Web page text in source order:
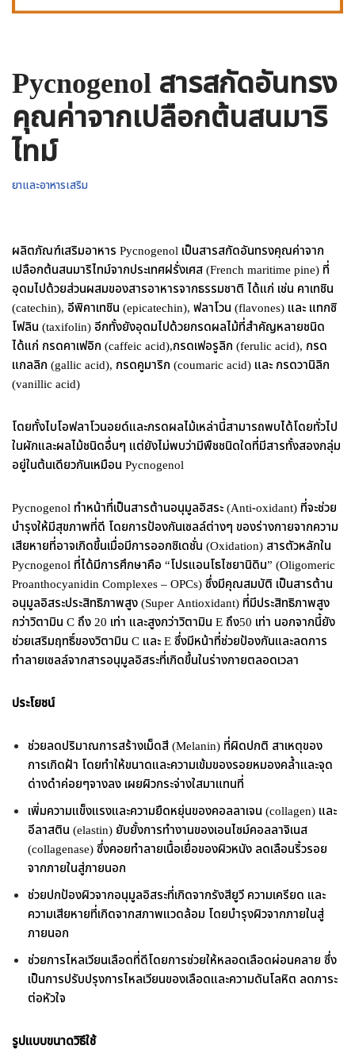
Pycnogenol สารสกัดอันทรง
คุณค่าจากเปลือกต้นสนมาริ
ไทม์
ยาและอาหารเสริม
ผลิตภัณฑ์เสริมอาหาร Pycnogenol เป็นสารสกัดอันทรงคุณค่าจาก
เปลือกต้นสนมาริไทม์จากประเทศฝรั่งเศส (French maritime pine) ที่
อุดมไปด้วยส่วนผสมของสารอาหารจากธรรมชาติ ได้แก่ เช่น คาเทชิน
(catechin), อีพิคาเทชิน (epicatechin), ฟลาโวน (flavones) และ แทกซิ
โฟลิน (taxifolin) อีกทั้งยังอุดมไปด้วยกรดผลไม้ที่สำคัญหลายชนิด
ได้แก่ กรดคาเฟอิก (caffeic acid),กรดเฟอรูลิก (ferulic acid), กรด
แกลลิก (gallic acid), กรดคูมาริก (coumaric acid) และ กรดวานิลิก
(vanillic acid)
โดยทั้งไบโอฟลาโวนอยด์และกรดผลไม้เหล่านี้สามารถพบได้โดยทั่วไป
ในผักและผลไม้ชนิดอื่นๆ แต่ยังไม่พบว่ามีพืชชนิดใดที่มีสารทั้งสองกลุ่ม
อยู่ในต้นเดียวกันเหมือน Pycnogenol
Pycnogenol ทำหน้าที่เป็นสารต้านอนุมูลอิสระ (Anti-oxidant) ที่จะช่วย
บำรุงให้มีสุขภาพที่ดี โดยการป้องกันเซลล์ต่างๆ ของร่างกายจากความ
เสียหายที่อาจเกิดขึ้นเมื่อมีการออกซิเดชั่น (Oxidation) สารตัวหลักใน
Pycnogenol ที่ได้มีการศึกษาคือ “โปรแอนโธไซยานิดิน” (Oligomeric
Proanthocyanidin Complexes – OPCs) ซึ่งมีคุณสมบัติ เป็นสารต้าน
อนุมูลอิสระประสิทธิภาพสูง (Super Antioxidant) ที่มีประสิทธิภาพสูง
กว่าวิตามิน C ถึง 20 เท่า และสูงกว่าวิตามิน E ถึง50 เท่า นอกจากนี้ยัง
ช่วยเสริมฤทธิ์ของวิตามิน C และ E ซึ่งมีหน้าที่ช่วยป้องกันและลดการ
ทำลายเซลล์จากสารอนุมูลอิสระที่เกิดขึ้นในร่างกายตลอดเวลา
ประโยชน์
ช่วยลดปริมาณการสร้างเม็ดสี (Melanin) ที่ผิดปกติ สาเหตุของ
การเกิดฝ้า โดยทำให้ขนาดและความเข้มของรอยหมองคล้ำและจุด
ด่างดำค่อยๆจางลง เผยผิวกระจ่างใสมาแทนที่
เพิ่มความแข็งแรงและความยืดหยุ่นของคอลลาเจน (collagen) และ
อีลาสติน (elastin) ยับยั้งการทำงานของเอนไซม์คอลลาจิเนส
(collagenase) ซึ่งคอยทำลายเนื้อเยื่อของผิวหนัง ลดเลือนริ้วรอย
จากภายในสู่ภายนอก
ช่วยปกป้องผิวจากอนุมูลอิสระที่เกิดจากรังสียูวี ความเครียด และ
ความเสียหายที่เกิดจากสภาพแวดล้อม โดยบำรุงผิวจากภายในสู่
ภายนอก
ช่วยการไหลเวียนเลือดที่ดีโดยการช่วยให้หลอดเลือดผ่อนคลาย ซึ่ง
เป็นการปรับปรุงการไหลเวียนของเลือดและความดันโลหิต ลดภาระ
ต่อหัวใจ
รูปแบบขนาดวิธีใช้